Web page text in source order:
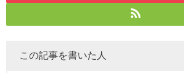
この記事を書いた人